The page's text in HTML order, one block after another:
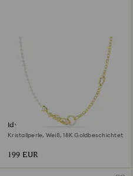
Idyllia Halskette
Kristallperle, Weiß, 18K Goldbeschichtet
199 EUR